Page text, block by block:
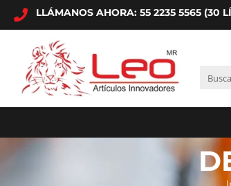
LLÁMANOS AHORA: 55 2235 5565 (30